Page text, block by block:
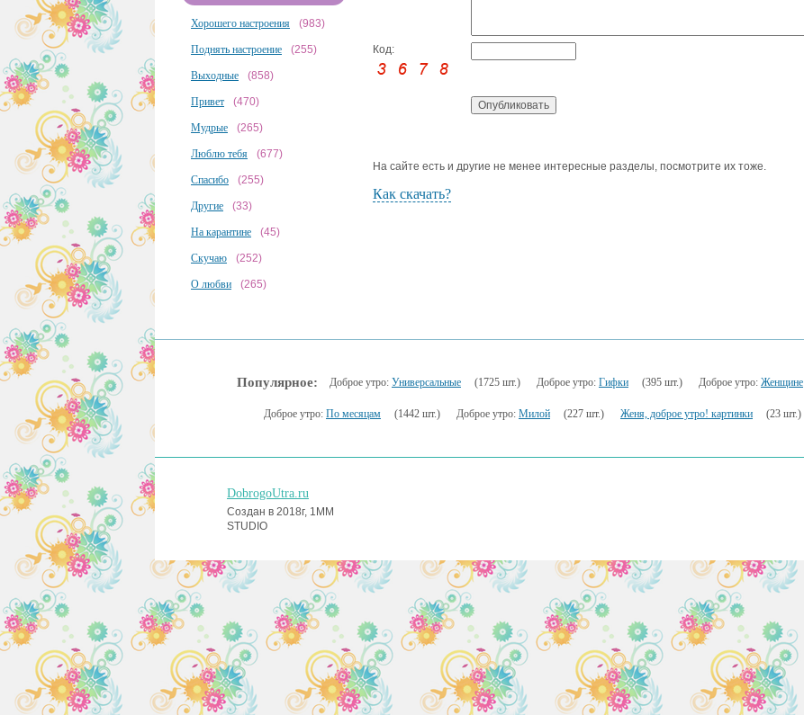
Хорошего настроения (983)
Поднять настроение (255)
Выходные (858)
Привет (470)
Мудрые (265)
Люблю тебя (677)
Спасибо (255)
Другие (33)
На карантине (45)
Скучаю (252)
О любви (265)
Код:
На сайте есть и другие не менее интересные разделы, посмотрите их тоже.
Как скачать?
Популярное: Доброе утро: Универсальные (1725 шт.) Доброе утро: Гифки (395 шт.) Доброе утро: Женщине
Доброе утро: По месяцам (1442 шт.) Доброе утро: Милой (227 шт.) Женя, доброе утро! картинки (23 шт.)
DobrogoUtra.ru
Создан в 2018г, 1MM
STUDIO